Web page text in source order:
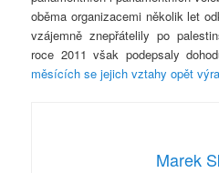
oběma organizacemi několik let
vzájemně znepřátelily po
roce 2011 však podepsaly
měsících se jejich vztahy opět
Marek